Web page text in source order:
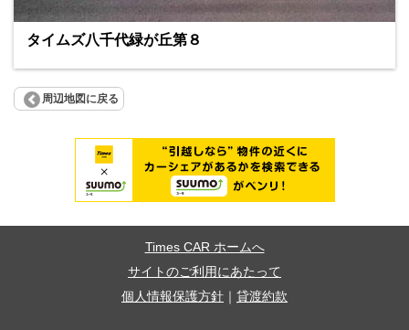
タイムズ八千代緑が丘第８
周辺地図に戻る
Times CAR ホームへ
サイトのご利用にあたって
個人情報保護方針
貸渡約款